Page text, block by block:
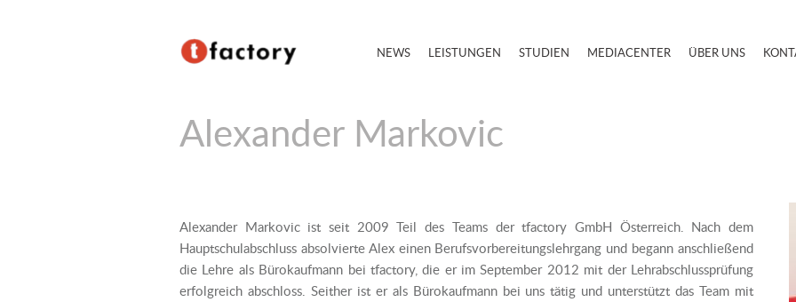
NEWS LEISTUNGEN STUDIEN MEDIACENTER ÜBER UNS
Alexander Markovic
Alexander Markovic ist seit 2009 Teil des Teams der tfactory GmbH Österreich. Nach dem
Hauptschulabschluss absolvierte Alex einen Berufsvorbereitungslehrgang und begann anschließend
die Lehre als Bürokaufmann bei tfactory, die er im September 2012 mit der Lehrabschlussprüfung
erfolgreich abschloss. Seither ist er als Bürokaufmann bei uns tätig und unterstützt das Team mit